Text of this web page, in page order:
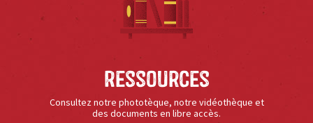
Ressources
Consultez notre phototèque, notre vidéothèque et
des documents en libre accès.